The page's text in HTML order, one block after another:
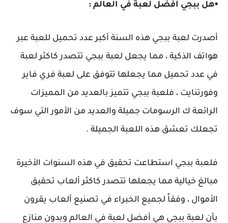
▪️هل ببجي أفضل لعبة في العالم :
أصدرت لعبة ببجي هذه السنة أكبر عدد تحميل للعبة عبر
هواتف الذكية ، مما يجعل لعبة ببجي تتصدر كاكثر لعبة
في عدد تحميل مما يجعلها تتوفق على لعبة فري فاير
وفورتنايت ، فلعبة ببجي تتميز بالعديد من المميزات
الرائعة ك الرسومات جميلة والعديد من الأمور التي سوف
تجعلك تعشق هذه اللعبة الجميلة .
فلعبة ببجي استطاعت تحقيق في هذه السنوات الأخيرة
مبالغ خيالية مما يجعلها تتصدر كاكثر ألعاب تحقيق
الأموال ، وفقاً لجميع الخبراء في تصنيع ألعاب يقرون
بأن لعبة ببجي هي أفضل لعبة في العالم وبدون منازع